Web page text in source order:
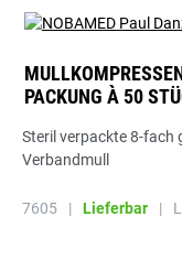
PACKUNG À 50
Steril verpackte 8-fach
Verbandmull
7605 | Lieferbar |